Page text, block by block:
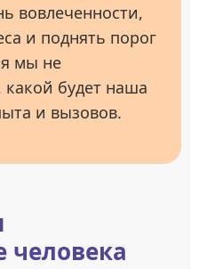
вовлеченности,
и поднять порог
мы не
будет наша
и вызовов.
человека